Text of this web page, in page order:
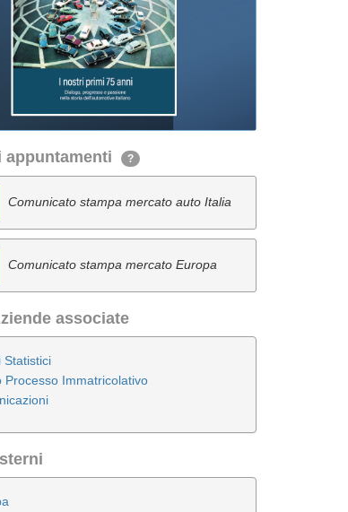
appuntamenti ?
Comunicato stampa mercato auto Italia
Comunicato stampa mercato Europa
associate
Statistici
Processo Immatricolativo